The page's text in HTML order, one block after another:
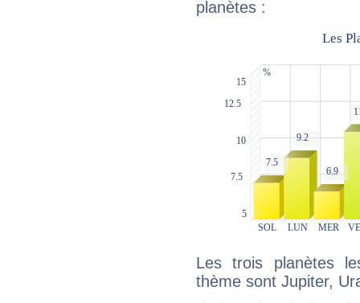
planètes :
Les trois planètes
thème sont Jupiter,